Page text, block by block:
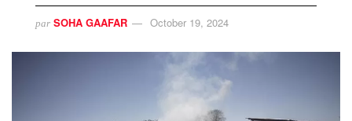
par SOHA GAAFAR October 19, 2024